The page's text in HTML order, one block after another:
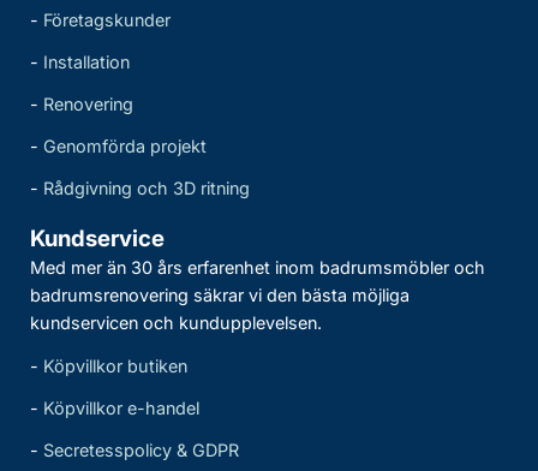
- Företagskunder
- Installation
- Renovering
- Genomförda projekt
- Rådgivning och 3D ritning
Kundservice
Med mer än 30 års erfarenhet inom badrumsmöbler och
badrumsrenovering säkrar vi den bästa möjliga
kundservicen och kundupplevelsen.
- Köpvillkor butiken
- Köpvillkor e-handel
- Secretesspolicy & GDPR